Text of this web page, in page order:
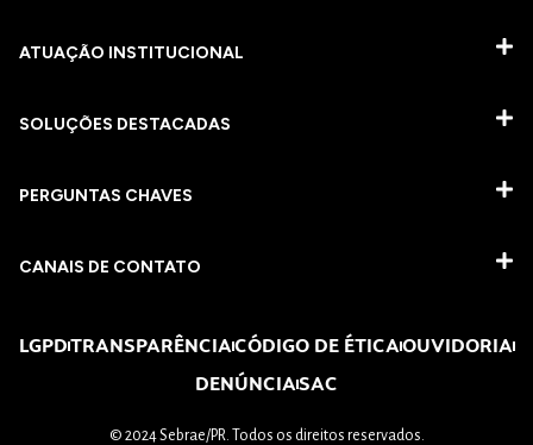
ATUAÇÃO INSTITUCIONAL
SOLUÇÕES DESTACADAS
PERGUNTAS CHAVES​
CANAIS DE CONTATO
LGPDTRANSPARÊNCIACÓDIGO DE ÉTICAOUVIDORIA
DENÚNCIASAC
© 2024 Sebrae/PR. Todos os direitos reservados.